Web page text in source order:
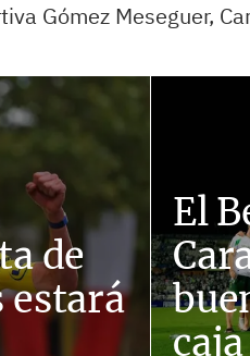
Gómez Meseguer,
de
estará
El